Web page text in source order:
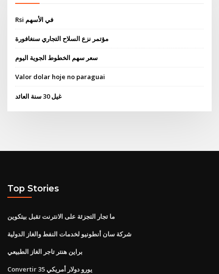
Rsi في الأسهم
مؤتمر نزع السلاح التجاري سنغافورة
سعر سهم الخطوط الجوية اليوم
Valor dolar hoje no paraguai
غيل 30 سنة العائد
Top Stories
ما تجار التجزئة على الانترنت تقبل بيتكوين
شركة سان أنطونيو لخدمات النفط والغاز الدولية
براين هنتر تاجر الغاز الطبيعي
Convertir 35 يورو دولار أمريكي